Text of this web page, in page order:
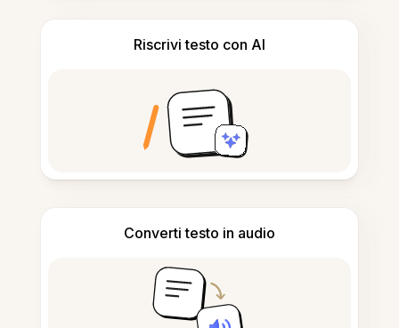
Riscrivi testo con AI
Converti testo in audio